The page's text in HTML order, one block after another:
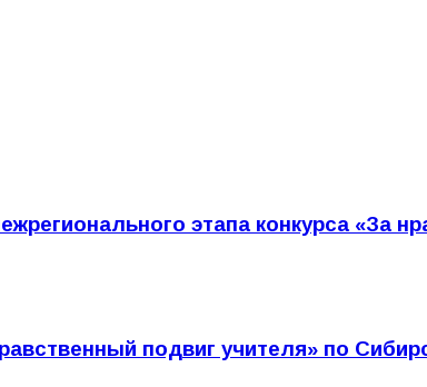
этапа конкурса «За
подвиг учителя» по